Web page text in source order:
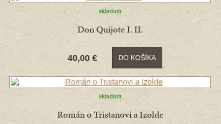
skladom
Don Quijote I. II.
40,00 € DO KOŠÍKA
skladom
Román o Tristanovi a Izolde